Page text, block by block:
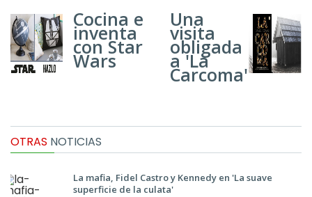
Cocina e
inventa
con Star
Wars
Una
visita
obligada
a 'La
Carcoma'
OTRAS NOTICIAS
La mafia, Fidel Castro y Kennedy en 'La suave
superficie de la culata'